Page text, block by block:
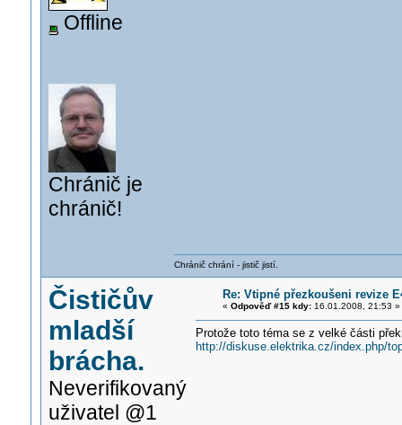
Offline
Chránič je
chránič!
Chránič chrání - jistič jistí.
Čističův
mladší
brácha.
Neverifikovaný
uživatel @1
Re: Vtipné přezkoušeni revize
« Odpověď #15 kdy:16.01.2008, 21:53 »
Protože toto téma se z velké části
http://diskuse.elektrika.cz/index.php/